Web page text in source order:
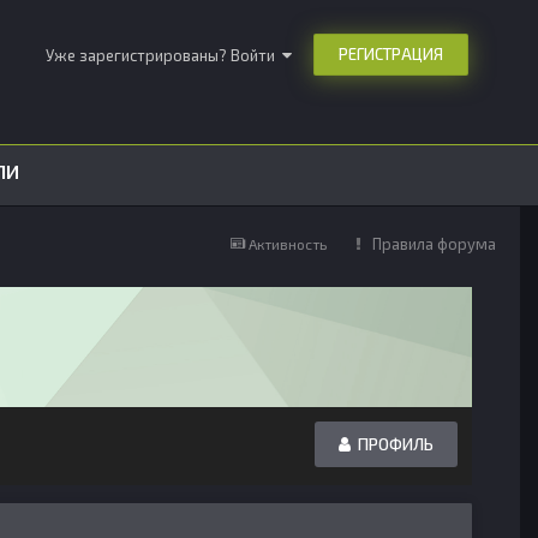
Уже зарегистрированы? Войти РЕГИСТРАЦИЯ
Активность Правила форума
ПРОФИЛЬ